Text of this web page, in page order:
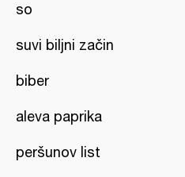
so
suvi biljni začin
biber
aleva paprika
peršunov list